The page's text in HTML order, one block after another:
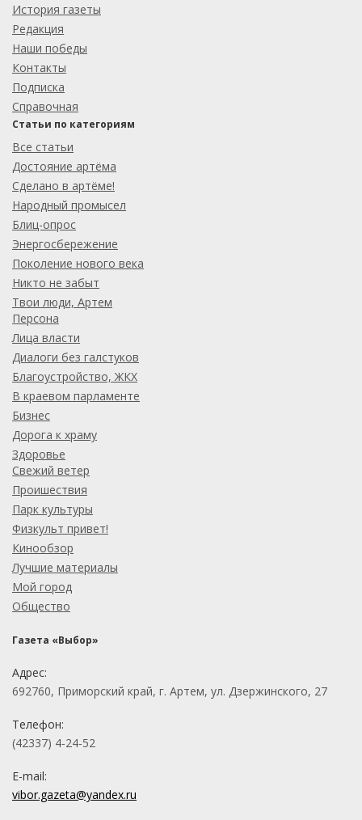
История газеты
Редакция
Наши победы
Контакты
Подписка
Справочная
Статьи по категориям
Все статьи
Достояние артёма
Сделано в артёме!
Народный промысел
Блиц-опрос
Энергосбережение
Поколение нового века
Никто не забыт
Твои люди, Артем
Персона
Лица власти
Диалоги без галстуков
Благоустройство, ЖКХ
В краевом парламенте
Бизнес
Дорога к храму
Здоровье
Свежий ветер
Проишествия
Парк культуры
Физкульт привет!
Кинообзор
Лучшие материалы
Мой город
Общество
Газета «Выбор»
Адрес:
692760, Приморский край, г. Артем, ул. Дзержинского, 27
Телефон:
(42337) 4-24-52
E-mail:
vibor.gazeta@yandex.ru